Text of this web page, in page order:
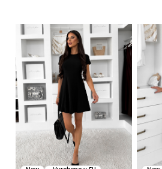
n
p
r
o
d
u
k
V
ý
p
i
s
p
r
o